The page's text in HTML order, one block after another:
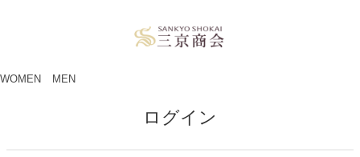
WOMEN MEN
ログイン